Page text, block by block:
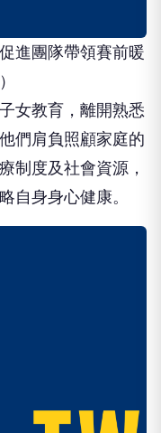
進團隊帶領賽前暖
女教育，離開熟悉
們肩負照顧家庭的
制度及社會資源，
自身身心健康。